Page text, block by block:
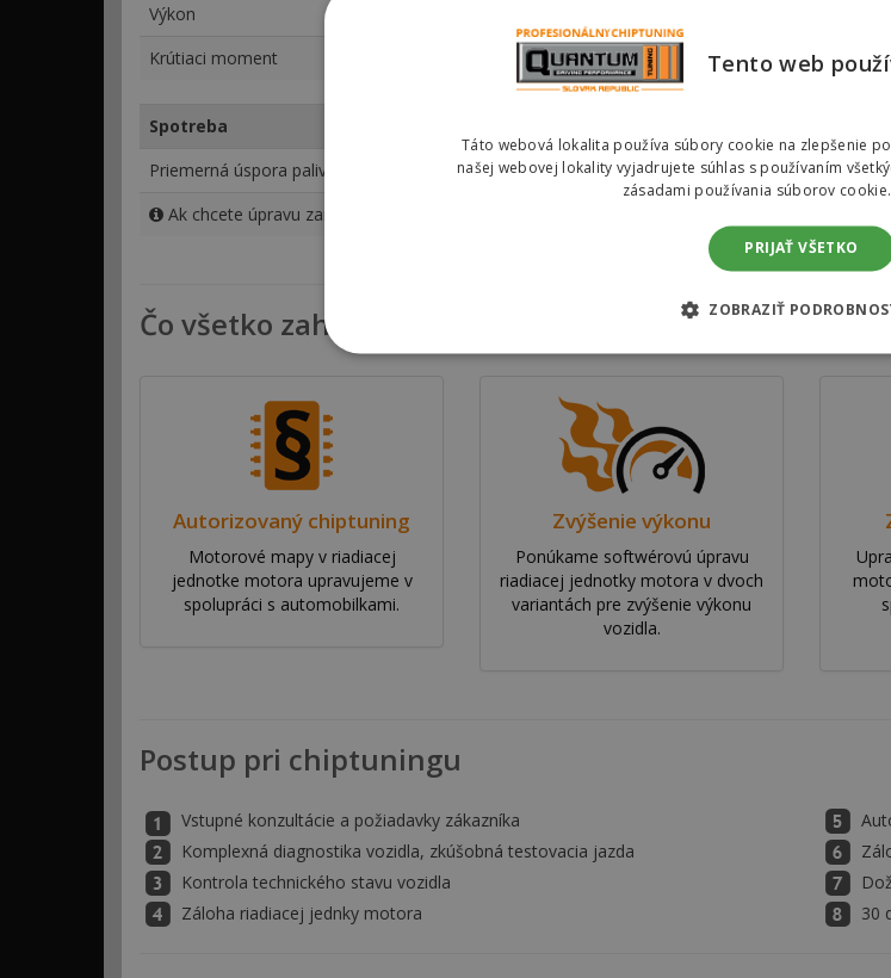
Výkon
Krútiaci moment
765 Nm 115 Nm
Spotreba
Priemerná úspora paliva
Ak chcete úpravu zameranú viac na zníženie spotreby paliva zvoľte
Čo všetko zahŕňa chiptuning
Autorizovaný chiptuning
Motorové mapy v riadiacej
jednotke motora upravujeme v
spolupráci s automobilkami.
Zvýšenie výkonu
Ponúkame softwérovú úpravu
riadiacej jednotky motora v dvoch
variantách pre zvýšenie výkonu
vozidla.
Postup pri chiptuningu
Vstupné konzultácie a požiadavky zákazníka
Komplexná diagnostika vozidla, zkúšobná testovacia jazda
Kontrola technického stavu vozidla
Záloha riadiacej jednky motora
30
Tento web
Táto webová lokalita používa súbory cookie na zlepšenie
našej webovej lokality vyjadrujete súhlas s používaním
zásadami používania súborov
PRIJAŤ VŠETKO
ZOBRAZIŤ